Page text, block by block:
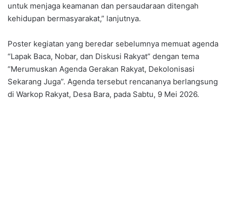
untuk menjaga keamanan dan persaudaraan ditengah
kehidupan bermasyarakat,” lanjutnya.
Poster kegiatan yang beredar sebelumnya memuat agenda
“Lapak Baca, Nobar, dan Diskusi Rakyat” dengan tema
“Merumuskan Agenda Gerakan Rakyat, Dekolonisasi
Sekarang Juga”. Agenda tersebut rencananya berlangsung
di Warkop Rakyat, Desa Bara, pada Sabtu, 9 Mei 2026.